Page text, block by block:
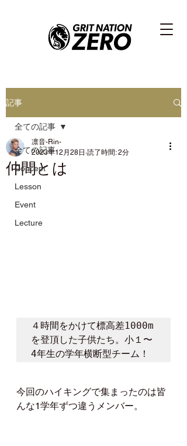
記事
全ての記事
Concept
Lesson
Event
Lecture
全ての記事
仲間とは
凛音-Rin-
2023年12月28日 読了時間: 2分
４時間をかけて標高差1000m
を登頂した子供たち。小１〜
4年生の学年横断型チーム！
今回のハイキングで集まったのは皆
んな1学年ずつ違うメンバー。